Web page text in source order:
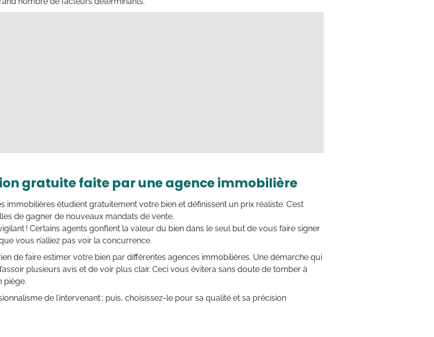
gratuite faite par une agence immobilière
immobilières étudient gratuitement votre bien et définissent un prix réaliste. C’est
de gagner de nouveaux mandats de vente.
! Certains agents gonflent la valeur du bien dans le seul but de vous faire signer
vous n’alliez pas voir la concurrence.
de faire estimer votre bien par différentes agences immobilières. Une démarche qui
plusieurs avis et de voir plus clair. Ceci vous évitera sans doute de tomber à
piège.
de l’intervenant ; puis, choisissez-le pour sa qualité et sa précision